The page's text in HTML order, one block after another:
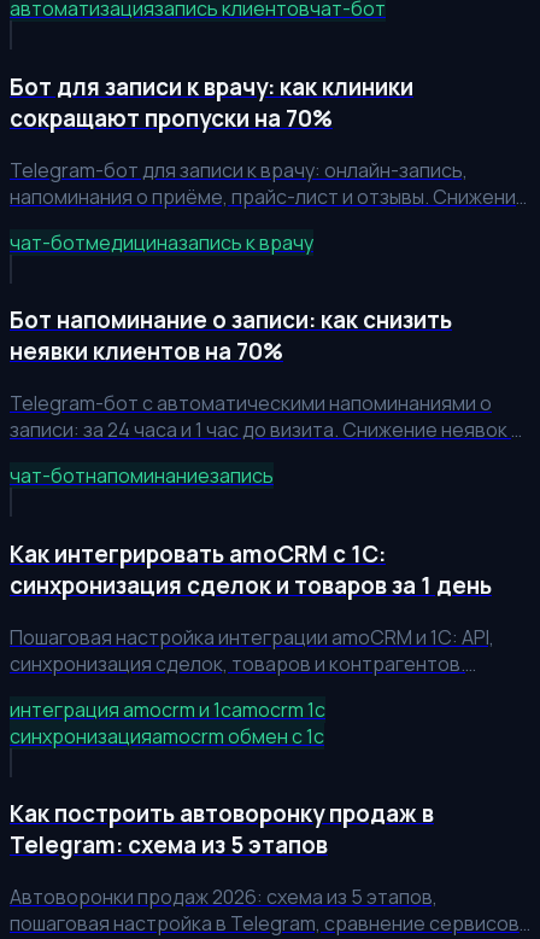
ручной работы на 40%.
автоматизациязапись клиентовчат-бот
Бот для записи к врачу: как клиники
сокращают пропуски на 70%
Telegram-бот для записи к врачу: онлайн-запись,
напоминания о приёме, прайс-лист и отзывы. Снижение
35%.
чат-ботмедициназапись к врачу
Бот напоминание о записи: как снизить
неявки клиентов на 70%
Telegram-бот с автоматическими напоминаниями о
записи: за 24 часа и 1 час до визита. Снижение неявок с
чат-ботнапоминаниезапись
Как интегрировать amoCRM с 1С:
синхронизация сделок и товаров за 1 день
Пошаговая настройка интеграции amoCRM и 1С: API,
синхронизация сделок, товаров и контрагентов.
часов в неделю.
интеграция amocrm и 1сamocrm 1с
синхронизацияamocrm обмен с 1с
Как построить автоворонку продаж в
Telegram: схема из 5 этапов
Автоворонки продаж 2026: схема из 5 этапов,
пошаговая настройка в Telegram, сравнение сервисов